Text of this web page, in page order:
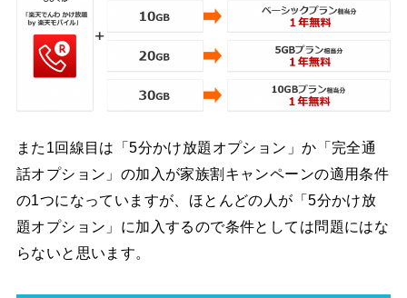
また1回線目は「5分かけ放題オプション」か「完全通
話オプション」の加入が家族割キャンペーンの適用条件
の1つになっていますが、ほとんどの人が「5分かけ放
題オプション」に加入するので条件としては問題にはな
らないと思います。